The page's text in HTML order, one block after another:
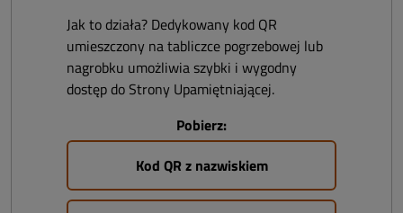
Jak to działa? Dedykowany kod QR
umieszczony na tabliczce pogrzebowej lub
nagrobku umożliwia szybki i wygodny
dostęp do Strony Upamiętniającej.
Pobierz:
Kod QR z nazwiskiem